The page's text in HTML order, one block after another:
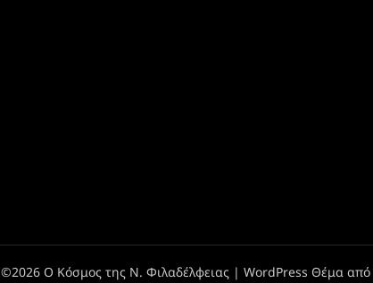
©2026 Ο Κόσμος της Ν. Φιλαδέλφειας | WordPress Θέμα από